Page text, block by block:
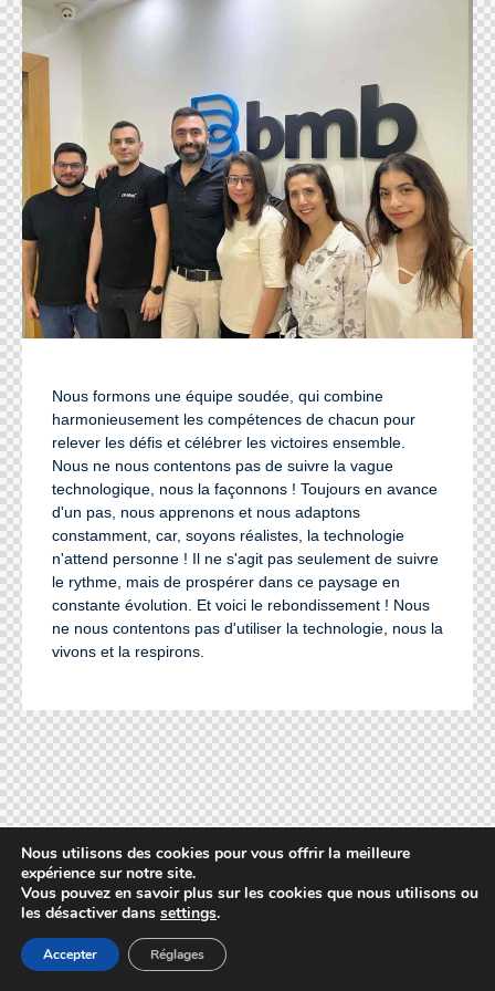
Nous formons une équipe soudée, qui combine
harmonieusement les compétences de chacun pour
relever les défis et célébrer les victoires ensemble.
Nous ne nous contentons pas de suivre la vague
technologique, nous la façonnons ! Toujours en avance
d'un pas, nous apprenons et nous adaptons
constamment, car, soyons réalistes, la technologie
n'attend personne ! Il ne s'agit pas seulement de suivre
le rythme, mais de prospérer dans ce paysage en
constante évolution. Et voici le rebondissement ! Nous
ne nous contentons pas d'utiliser la technologie, nous la
vivons et la respirons.
Nous utilisons des cookies pour vous offrir la meilleure
expérience sur notre site.
Vous pouvez en savoir plus sur les cookies que nous utilisons ou
les désactiver dans settings.
Accepter Réglages